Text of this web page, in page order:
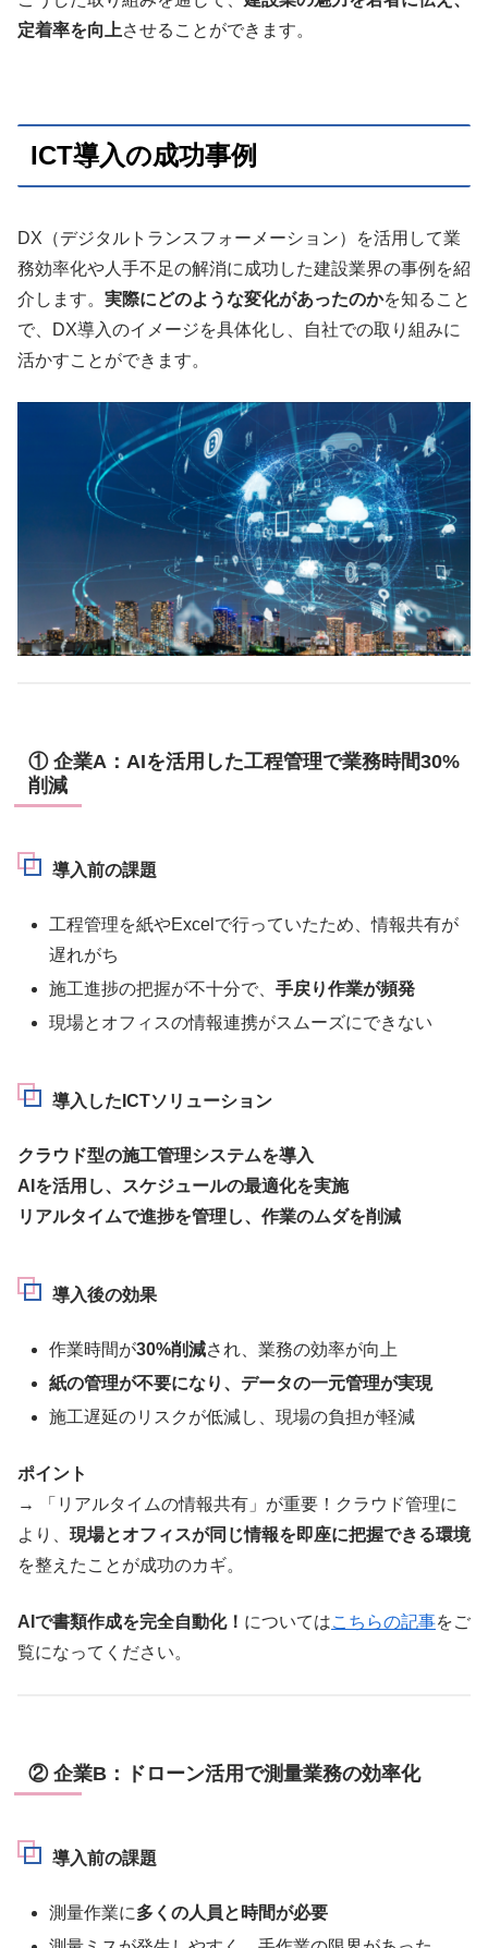
定着率を向上させることができます。
ICT導入の成功事例
DX（デジタルトランスフォーメーション）を活用して業
務効率化や人手不足の解消に成功した建設業界の事例を紹
介します。 実際にどのような変化があったのかを知ること
で、DX導入のイメージを具体化し、自社での取り組みに
活かすことができます。
① 企業A：AIを活用した工程管理で業務時間30%
削減
導入前の課題
工程管理を紙やExcelで行っていたため、情報共有が
遅れがち
施工進捗の把握が不十分で、手戻り作業が頻発
現場とオフィスの情報連携がスムーズにできない
導入したICTソリューション
クラウド型の施工管理システムを導入
AIを活用し、スケジュールの最適化を実施
リアルタイムで進捗を管理し、作業のムダを削減
導入後の効果
作業時間が30%削減され、業務の効率が向上
紙の管理が不要になり、データの一元管理が実現
施工遅延のリスクが低減し、現場の負担が軽減
ポイント
→ 「リアルタイムの情報共有」が重要！クラウド管理に
より、 現場とオフィスが同じ情報を即座に把握できる環境
を整えたことが成功のカギ。
AIで書類作成を完全自動化！ についてはこちらの記事をご
覧になってください。
② 企業B：ドローン活用で測量業務の効率化
導入前の課題
測量作業に多くの人員と時間が必要